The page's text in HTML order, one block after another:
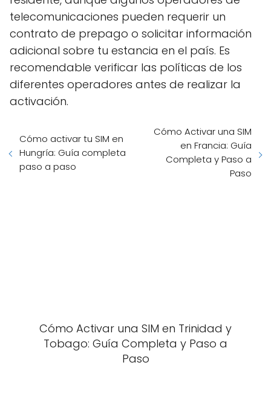
telecomunicaciones pueden requerir un
contrato de prepago o solicitar información
adicional sobre tu estancia en el país. Es
recomendable verificar las políticas de los
diferentes operadores antes de realizar la
activación.
Cómo activar tu SIM en
Hungría: Guía completa
paso a paso
Cómo Activar una SIM
en Francia: Guía
Completa y Paso a
Paso
Cómo Activar una SIM en Trinidad y
Tobago: Guía Completa y Paso a
Paso